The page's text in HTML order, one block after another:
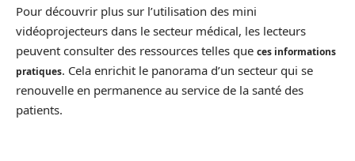
Pour découvrir plus sur l’utilisation des mini
vidéoprojecteurs dans le secteur médical, les lecteurs
peuvent consulter des ressources telles que ces informations
pratiques. Cela enrichit le panorama d’un secteur qui se
renouvelle en permanence au service de la santé des
patients.